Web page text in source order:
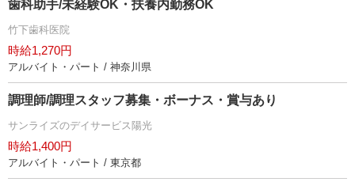
歯科助手/未経験OK・扶養内勤務OK
竹下歯科医院
時給1,270円
アルバイト・パート / 神奈川県
調理師/調理スタッフ募集・ボーナス・賞与あり
サンライズのデイサービス陽光
時給1,400円
アルバイト・パート / 東京都